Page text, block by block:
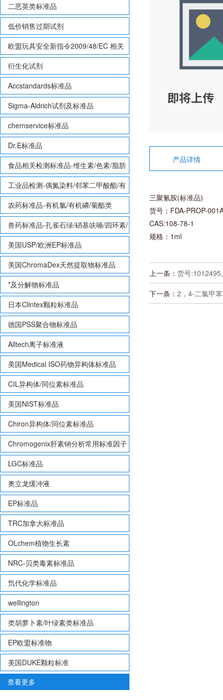
二恶英类标准品
低价销售过期试剂
欧盟玩具安全新指令2009/48/EC 相关
致敏性香味剂标准品
衍生化试剂
Accstandards标准品
Sigma-Aldrich试剂及标准品
chemservice标准品
Dr.E标准品
食品相关检测标准品-维生素/色素/脂肪
酸甲酯等
工业品检测-偶氮染料/邻苯二甲酸酯/有
机锡/多溴联苯/多溴联苯醚/多氯联苯
农药标准品-有机氯/有机磷/菊酯类
兽药标准品-孔雀石绿/硝基呋喃/四环素/
磺胺等
美国USP/欧洲EP标准品
美国ChromaDex天然提取物标准品
*及分解物标准品
日本Clintex颗粒标准品
德国PSS聚合物标准品
Alltech离子标准液
美国Medical ISO药物异构体标准品
CIL异构体/同位素标准品
美国NIST标准品
Chiron异构体/同位素标准品
Chromogenix肝素钠分析常用标准因子
LGC标准品
奥立龙缓冲液
EP标准品
TRC加拿大标准品
OLchem植物生长素
NRC-贝类毒素标准品
氘代化学标准品
wellington
类胡萝卜素/叶绿素类标准品
EP欧盟标准物
美国DUKE颗粒标准
查看更多
产品详情
三聚氰胺(标准品)
货号：FDA-PROP-
CAS:108-78-1
规格：1ml
上一条： 货号
下一条： 2，4-二氯甲